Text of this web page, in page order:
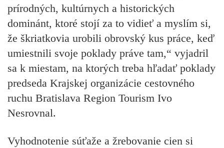
prírodných, kultúrnych a historických
dominánt, ktoré stojí za to vidieť a myslím si,
že škriatkovia urobili obrovský kus práce, keď
umiestnili svoje poklady práve tam,“ vyjadril
sa k miestam, na ktorých treba hľadať poklady
predseda Krajskej organizácie cestovného
ruchu Bratislava Region Tourism Ivo
Nesrovnal.
Vyhodnotenie súťaže a žrebovanie cien si